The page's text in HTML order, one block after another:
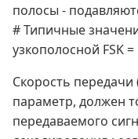
полосы -
# Типичные
узкополосной FSK =
Скорость передачи
параметр, должен
передаваемого